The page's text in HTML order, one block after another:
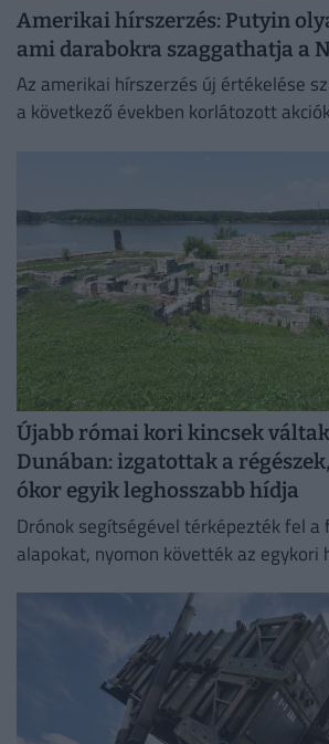
Amerikai hírszerzés: Putyin
ami darabokra szaggathatja a
Az amerikai hírszerzés új értékelése
a következő években korlátozott
Újabb római kori kincsek
Dunában: izgatottak a
ókor egyik leghosszabb hídja
Drónok segítségével térképezték fel
alapokat, nyomon követték az egykori